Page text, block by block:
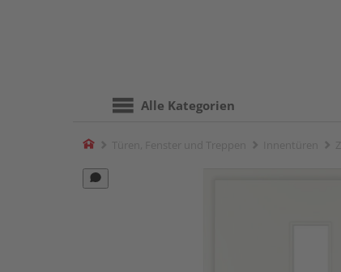
Alle Kategorien
Home